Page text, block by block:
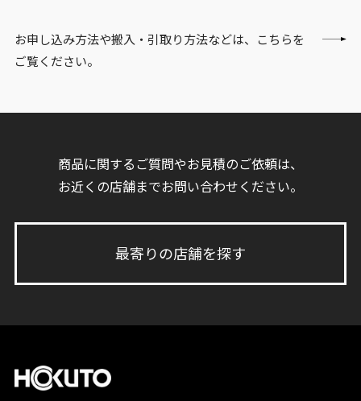
お申し込み方法や搬入・引取り方法などは、こちらを
ご覧ください。
商品に関するご質問やお見積のご依頼は、
お近くの店舗までお問い合わせください。
最寄りの店舗を探す